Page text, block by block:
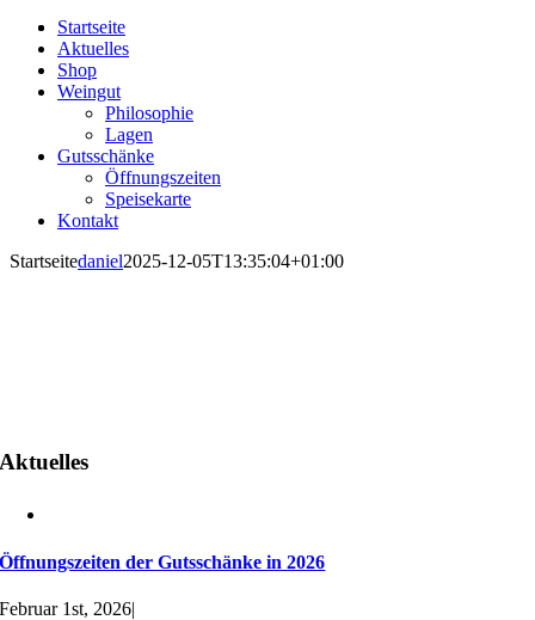
Startseite
Aktuelles
Shop
Weingut
Philosophie
Lagen
Gutsschänke
Öffnungszeiten
Speisekarte
Kontakt
Startseitedaniel2025-12-05T13:35:04+01:00
Aktuelles
Öffnungszeiten der Gutsschänke in 2026
Februar 1st, 2026|